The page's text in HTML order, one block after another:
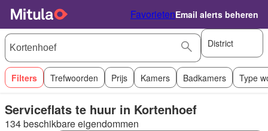
FavorietenEmail alerts beheren
District
Filters Trefwoorden Prijs Kamers Badkamers Type
Serviceflats te huur in Kortenhoef
134 beschikbare eigendommen